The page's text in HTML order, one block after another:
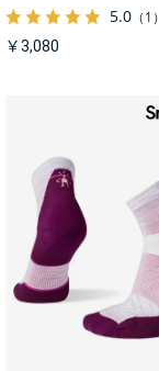
5.0 （1）
￥3,080